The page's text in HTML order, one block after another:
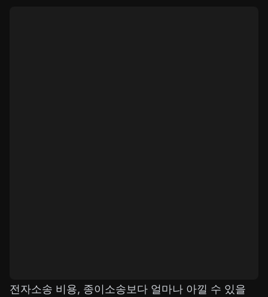
전자소송 비용, 종이소송보다 얼마나 아낄 수 있을